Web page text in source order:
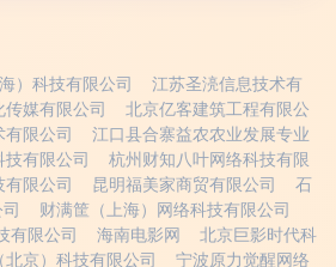
）科技有限公司
江苏圣湸信息技术有
媒有限公司
北京亿客建筑工程有限公
有限公司
江口县合寨益农农业发展专业
有限公司
杭州财知八叶网络科技有限
限公司 昆明福美家商贸有限公司
石
财满筐（上海）网络科技有限公司
有限公司
海南电影网
北京巨影时代科
北京）科技有限公司
宁波原力觉醒网络